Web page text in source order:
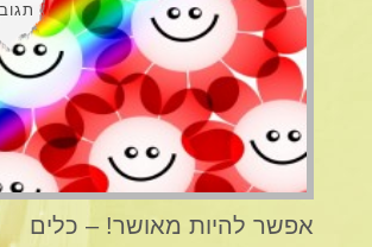
אפשר להיות מאושר! – כלים